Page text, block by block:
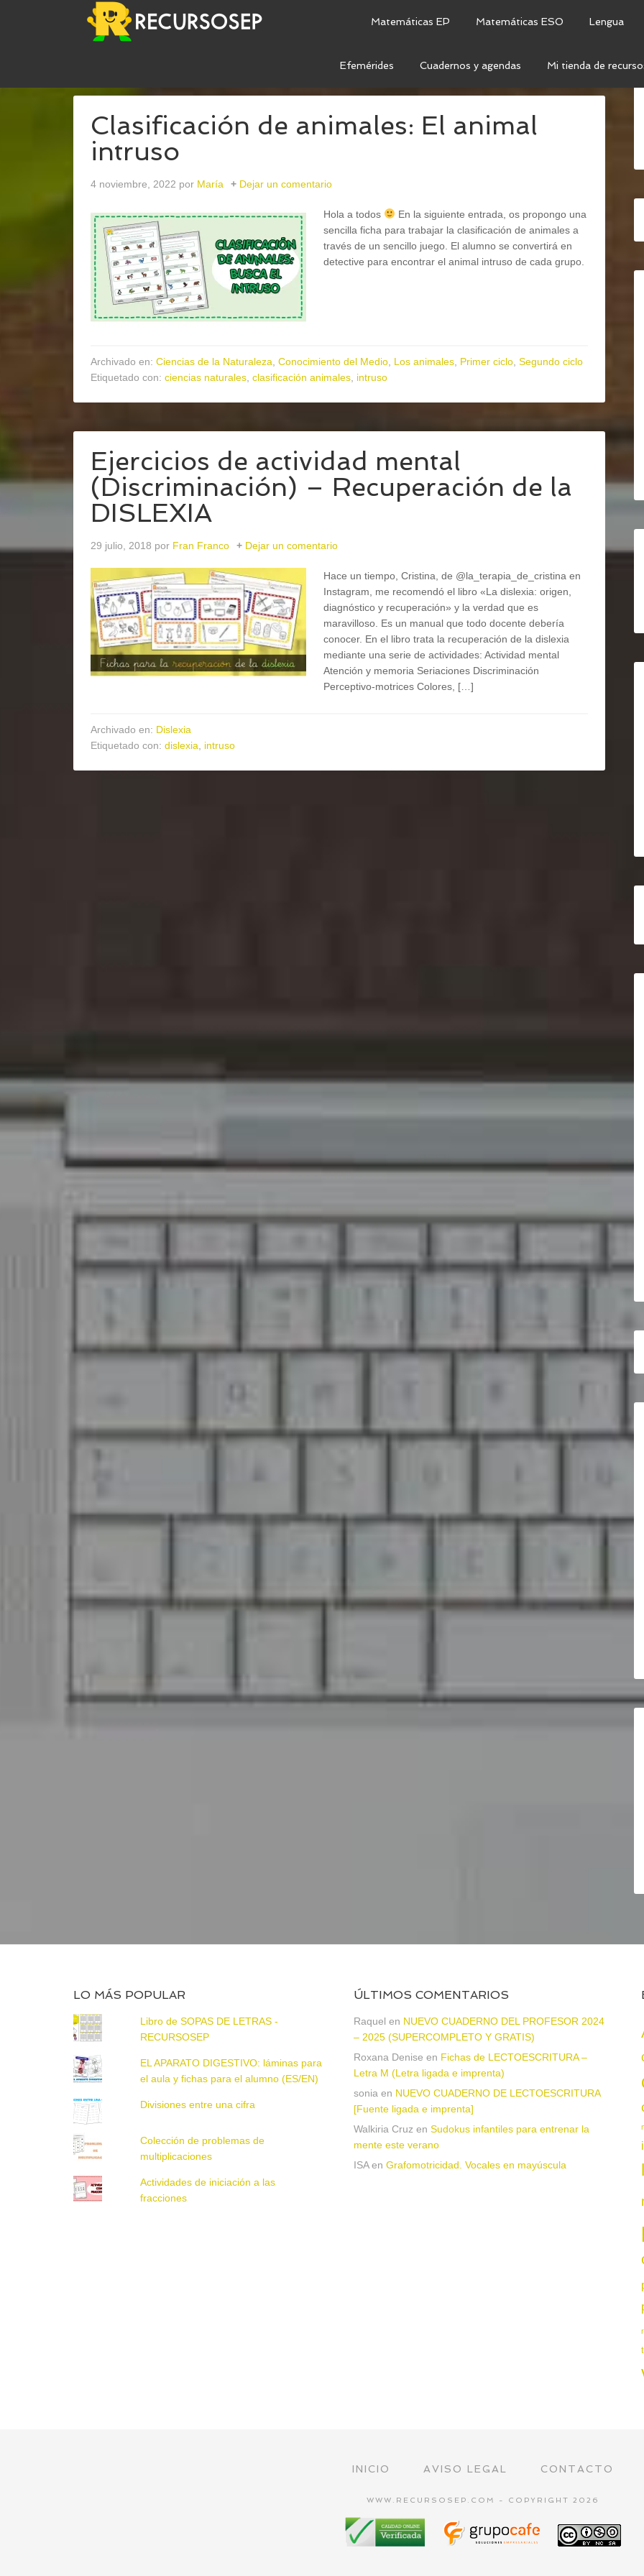
Matemáticas EP Matemáticas ESO Lengua
Efemérides Cuadernos y agendas Mi tienda de
Clasificación de animales: El animal
intruso
4 noviembre, 2022 por María Dejar un comentario
Hola a todos
En la siguiente entrada, os propongo una
sencilla ficha para trabajar la clasificación de animales a
través de un sencillo juego. El alumno se convertirá en
detective para encontrar el animal intruso de cada grupo.
Archivado en: Ciencias de la Naturaleza Conocimiento del Medio Los animales Primer ciclo Segundo ciclo
Etiquetado con: ciencias naturales clasificación animales intruso
Ejercicios de actividad mental
(Discriminación) – Recuperación de la
DISLEXIA
29 julio, 2018 por Fran Franco Dejar un comentario
Hace un tiempo, Cristina, de @la_terapia_de_cristina en
Instagram, me recomendó el libro «La dislexia: origen,
diagnóstico y recuperación» y la verdad que es
maravilloso. Es un manual que todo docente debería
conocer. En el libro trata la recuperación de la dislexia
mediante una serie de actividades: Actividad mental
Atención y memoria Seriaciones Discriminación
Perceptivo-motrices Colores, […]
Archivado en: Dislexia
Etiquetado con: dislexia intruso
LO MÁS POPULAR
Libro de SOPAS DE LETRAS -
RECURSOSEP
EL APARATO DIGESTIVO: láminas para
el aula y fichas para el alumno (ES/EN)
Divisiones entre una cifra
Colección de problemas de
multiplicaciones
Actividades de iniciación a las
fracciones
ÚLTIMOS COMENTARIOS
Raquel en NUEVO CUADERNO DEL PROFESOR 2024
– 2025 (SUPERCOMPLETO Y GRATIS)
Roxana Denise en Fichas de LECTOESCRITURA –
Letra M (Letra ligada e imprenta)
sonia en NUEVO CUADERNO DE LECTOESCRITURA
[Fuente ligada e imprenta]
Walkiria Cruz en Sudokus infantiles para entrenar la
mente este verano
ISAen Grafomotricidad. Vocales en mayúscula
INICIO AVISO LEGAL CONTACTO
WWW.RECURSOSEP.COM - COPYRIGHT 2026